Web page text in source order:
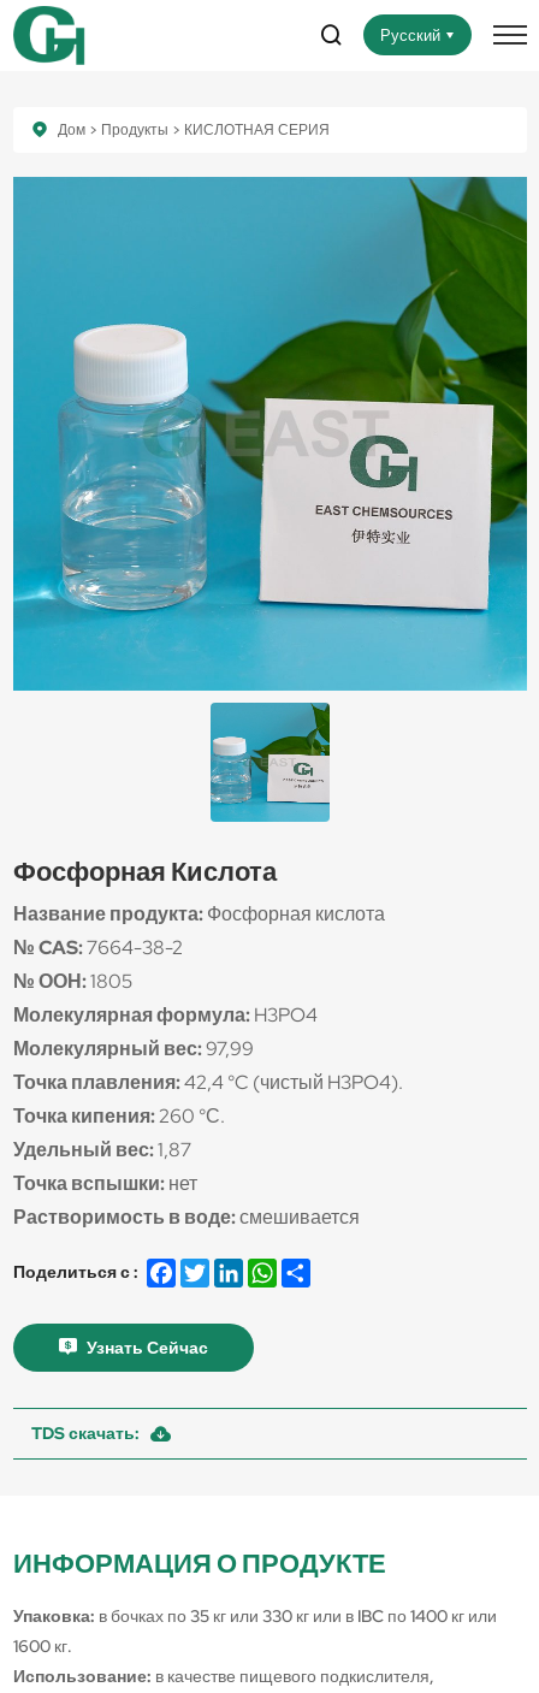
Русский
Дом Продукты КИСЛОТНАЯ СЕРИЯ
Фосфорная Кислота
Название продукта:Фосфорная кислота
№ CAS:7664-38-2
№ ООН:1805
Молекулярная формула:H3PO4
Молекулярный вес:97,99
Точка плавления:42,4 °C (чистый H3PO4).
Точка кипения:260 °С.
Удельный вес:1,87
Точка вспышки:нет
Растворимость в воде:смешивается
Поделиться с : Facebook
TwitterLinkedInWhatsApp
Share
Узнать Сейчас
TDS скачать:
ИНФОРМАЦИЯ О ПРОДУКТЕ
Упаковка: в бочках по 35 кг или 330 кг или в IBC по 1400 кг или
1600 кг.
Использование: в качестве пищевого подкислителя,